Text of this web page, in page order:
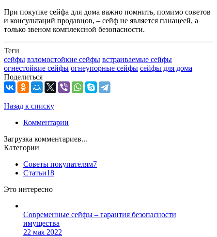
При покупке сейфа для дома важно помнить, помимо советов
и консультаций продавцов, – сейф не является панацеей, а
только звеном комплексной безопасности.
Теги
сейфы взломостойкие сейфы встраиваемые сейфы
огнестойкие сейфы огнеупорные сейфы сейфы для дома
Поделиться
Назад к списку
Комментарии
Загрузка комментариев...
Категории
Советы покупателям7
Статьи18
Это интересно
Современные сейфы – гарантия безопасности
имущества
22 мая 2022